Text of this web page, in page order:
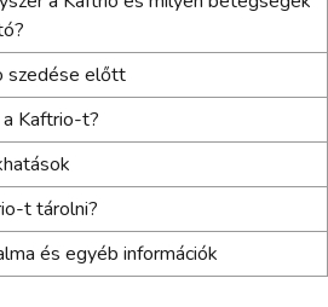
szedése előtt
Kaftrio-t?
t tárolni?
és egyéb információk